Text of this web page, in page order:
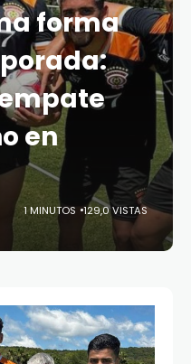
forma
en
1 MINUTOS 129,0 VISTAS